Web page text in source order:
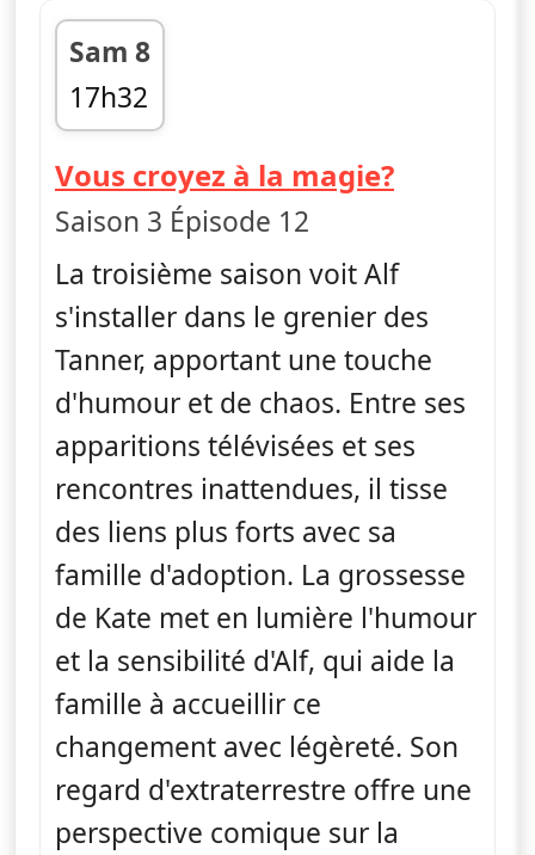
Sam 8
17h32
fin 17h56
Vous croyez à la magie?— Alf
Saison 3 Épisode 12
La troisième saison voit Alf
s'installer dans le grenier des
Tanner, apportant une touche
d'humour et de chaos. Entre ses
apparitions télévisées et ses
rencontres inattendues, il tisse
des liens plus forts avec sa
famille d'adoption. La grossesse
de Kate met en lumière l'humour
et la sensibilité d'Alf, qui aide la
famille à accueillir ce
changement avec légèreté. Son
regard d'extraterrestre offre une
perspective comique sur la